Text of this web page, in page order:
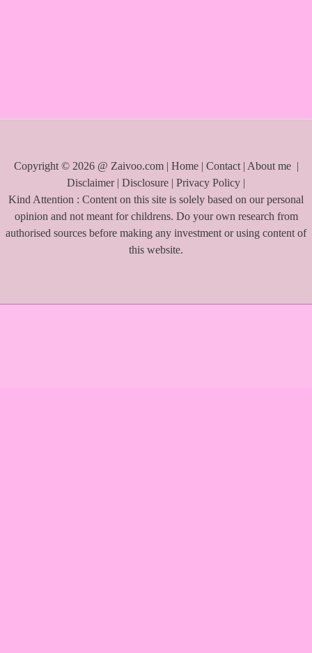
Copyright © 2026 @ Zaivoo.com | Home| Contact| About me |
Disclaimer| Disclosure | Privacy Policy |
Kind Attention : Content on this site is solely based on our personal
opinion and not meant for childrens. Do your own research from
authorised sources before making any investment or using content of
this website.